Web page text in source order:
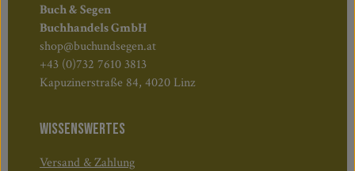
Buch & Segen
Buchhandels GmbH
shop@buchundsegen.at
+43 (0)732 7610 3813
Kapuzinerstraße 84, 4020 Linz
WISSENSWERTES
Versand & Zahlung